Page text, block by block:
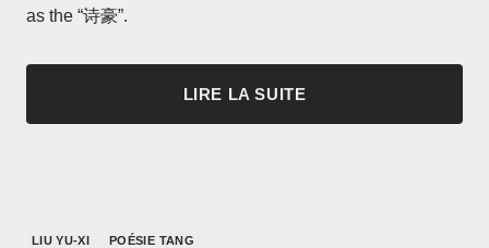
as the “诗豪”.
LIRE LA SUITE
LIU YU-XI POÉSIE TANG